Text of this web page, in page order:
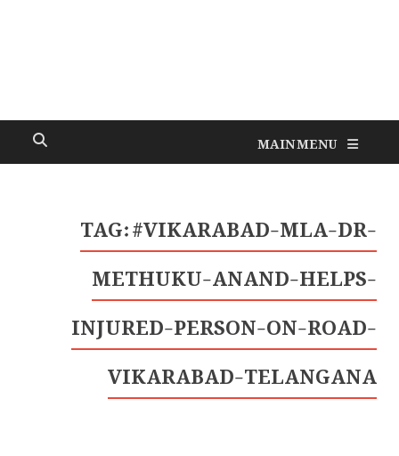
MAIN MENU
TAG:#VIKARABAD-MLA-DR-
METHUKU-ANAND-HELPS-
INJURED-PERSON-ON-ROAD-
VIKARABAD-TELANGANA